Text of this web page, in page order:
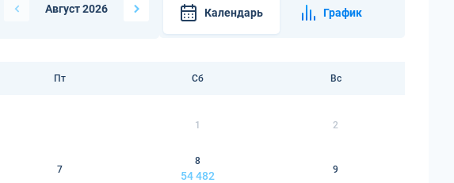
Август 2026 Календарь График
Пт Сб Вс
1 2
7
8
54 482
9